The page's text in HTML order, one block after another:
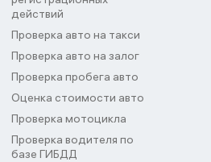
действий
Проверка авто на такси
Проверка авто на залог
Проверка пробега авто
Оценка стоимости авто
Проверка мотоцикла
Проверка водителя по
базе ГИБДД